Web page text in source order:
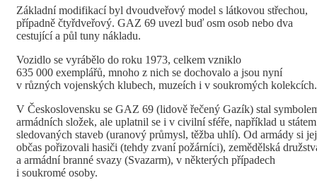
Základní modifikací byl dvoudveřový model s látkovou střechou,
případně čtyřdveřový. GAZ 69 uvezl buď osm osob nebo dva
cestující a půl tuny nákladu.
Vozidlo se vyrábělo do roku 1973, celkem vzniklo
635 000 exemplářů, mnoho z nich se dochovalo a jsou nyní
v různých vojenských klubech, muzeích i v soukromých kolekcích.
V Československu se GAZ 69 (lidově řečený Gazík) stal
armádních složek, ale uplatnil se i v civilní sféře, například u státem
sledovaných staveb (uranový průmysl, těžba uhlí). Od armády si jej
občas pořizovali hasiči (tehdy zvaní požárníci), zemědělská
a armádní branné svazy (Svazarm), v některých případech
i soukromé osoby.